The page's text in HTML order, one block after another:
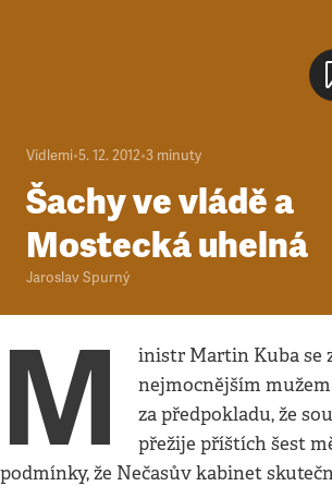
Vidlemi•5. 12. 2012•3 minuty
Šachy ve vládě a
Mostecká uhelná
Jaroslav Spurný
M
inistr Martin Kuba se
nejmocnějším
za předpokladu, že
přežije příštích šest
podmínky, že Nečasův kabinet